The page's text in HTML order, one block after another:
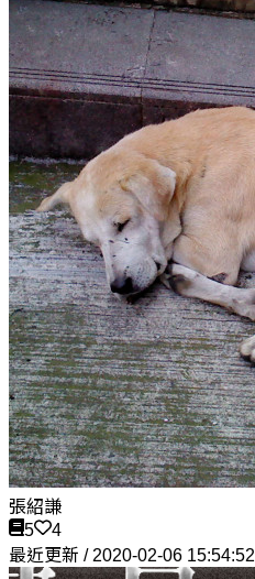
張紹謙
5
4
最近更新 / 2020-02-06 15:54:52